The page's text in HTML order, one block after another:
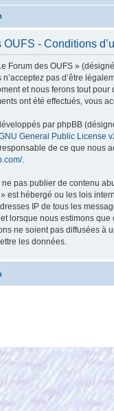
OUFS - Conditions
Forum des OUFS »
n’acceptez pas d’être
et nous ferons tout
ont été effectués, vous
par phpBB
General Public License
responsable de ce que nous
.
pas publier de contenu
» est hébergé ou les lois
IP de tous les
lorsque nous estimons
ne soient pas diffusées à
les données.